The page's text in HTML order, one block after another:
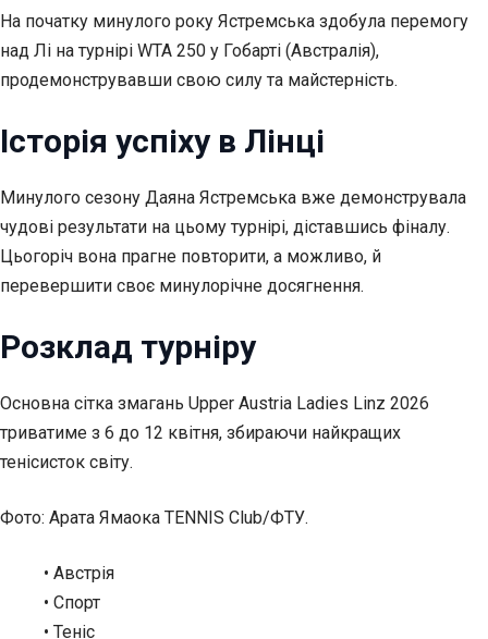
На початку минулого року Ястремська здобула перемогу
над Лі на турнірі WTA 250 у Гобарті (Австралія),
продемонструвавши свою силу та майстерність.
Історія успіху в Лінці
Минулого сезону Даяна Ястремська вже демонструвала
чудові результати на цьому турнірі, діставшись фіналу.
Цьогоріч вона прагне повторити, а можливо, й
перевершити своє минулорічне досягнення.
Розклад турніру
Основна сітка змагань Upper Austria Ladies Linz 2026
триватиме з 6 до 12 квітня, збираючи найкращих
тенісисток світу.
Фото: Арата Ямаока TENNIS Club/ФТУ.
• Австрія
• Спорт
• Теніс